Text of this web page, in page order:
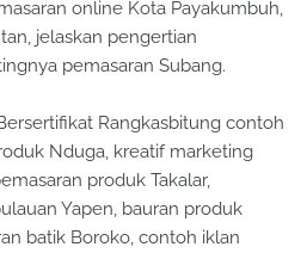
online Kota Payakumbuh,
jelaskan pengertian
pemasaran Subang.
Rangkasbitung contoh
Nduga, kreatif marketing
produk Takalar,
Yapen, bauran produk
batik Boroko, contoh iklan